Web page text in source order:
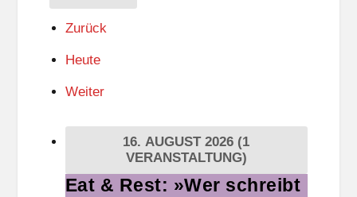
Zurück
Heute
Weiter
16. AUGUST 2026 (1
VERANSTALTUNG)
Eat
Eat & Rest: »Wer schreibt